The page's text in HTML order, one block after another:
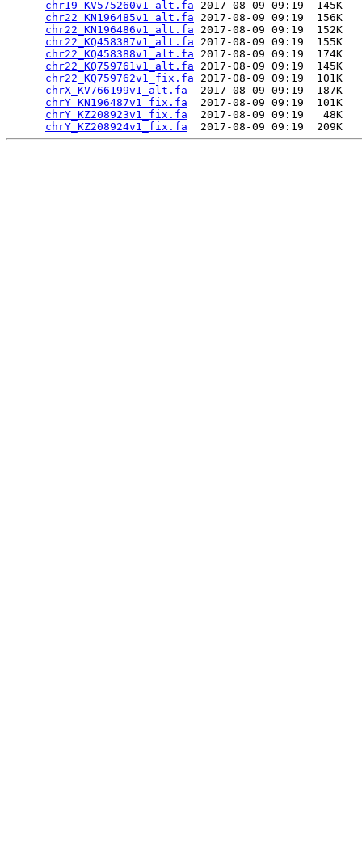
chr19_KV575260v1_alt.fa 2017-08-09 09:19  145K
chr22_KN196485v1_alt.fa 2017-08-09 09:19  156K
chr22_KN196486v1_alt.fa 2017-08-09 09:19  152K
chr22_KQ458387v1_alt.fa 2017-08-09 09:19  155K
chr22_KQ458388v1_alt.fa 2017-08-09 09:19  174K
chr22_KQ759761v1_alt.fa 2017-08-09 09:19  145K
chr22_KQ759762v1_fix.fa 2017-08-09 09:19  101K
chrX_KV766199v1_alt.fa
  2017-08-09 09:19  187K
chrY_KN196487v1_fix.fa
  2017-08-09 09:19  101K
chrY_KZ208923v1_fix.fa
  2017-08-09 09:19   48K
chrY_KZ208924v1_fix.fa